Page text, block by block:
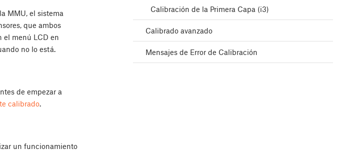
MMU, el sistema
que ambos
el menú LCD en
no lo está.
de empezar a
calibrado.
un funcionamiento
Calibración de la Primera Capa (i3)
Calibrado avanzado
Mensajes de Error de Calibración